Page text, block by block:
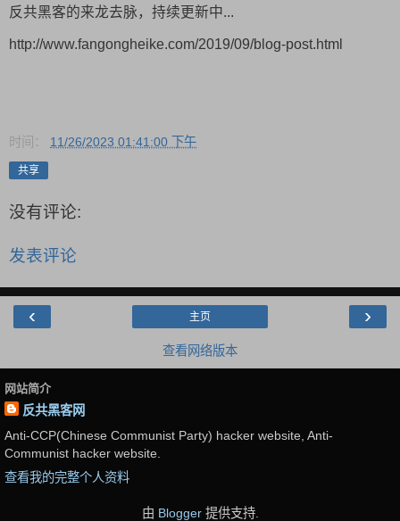
反共黑客的来龙去脉，持续更新中...
http://www.fangongheike.com/2019/09/blog-post.html
时间： 11/26/2023 01:41:00 下午
共享
没有评论:
发表评论
‹ ›
主页
查看网络版本
网站简介
反共黑客网
Anti-CCP(Chinese Communist Party) hacker website, Anti-
Communist hacker website.
查看我的完整个人资料
由 Blogger提供支持.